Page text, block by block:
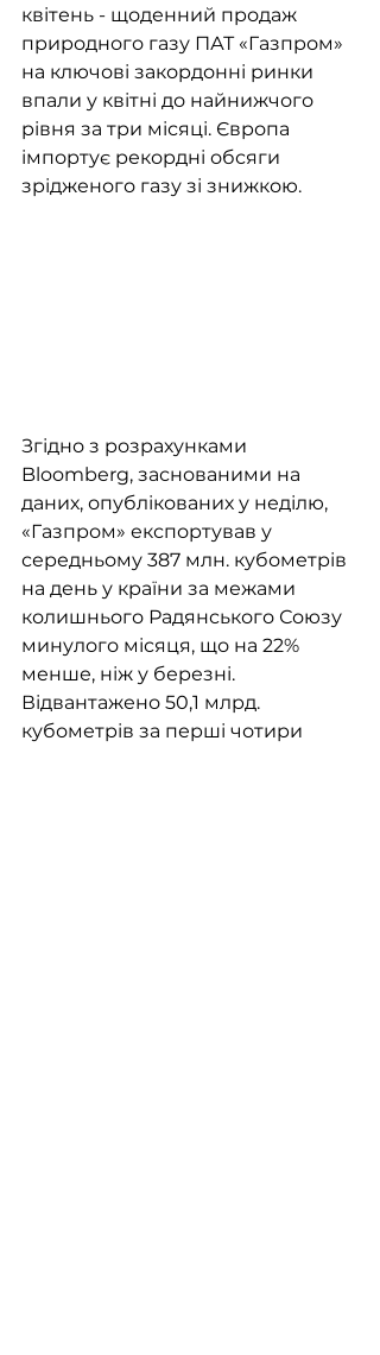
квітень - щоденний продаж
природного газу ПАТ «Газпром»
на ключові закордонні ринки
впали у квітні до найнижчого
рівня за три місяці. Європа
імпортує рекордні обсяги
зрідженого газу зі знижкою.
Згідно з розрахунками
Bloomberg, заснованими на
даних, опублікованих у неділю,
«Газпром» експортував у
середньому 387 млн. кубометрів
на день у країни за межами
колишнього Радянського Союзу
минулого місяця, що на 22%
менше, ніж у березні.
Відвантажено 50,1 млрд.
кубометрів за перші чотири